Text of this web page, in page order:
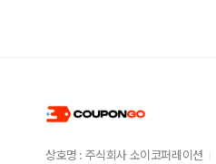
상호명 : 주식회사 소이코퍼레이션